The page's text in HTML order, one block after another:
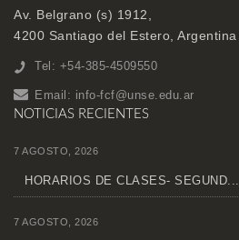
Av. Belgrano (s) 1912,
4200 Santiago del Estero, Argentina
Tel: +54-385-4509550
Email: info-fcf@unse.edu.ar
NOTICIAS RECIENTES
7 AGOSTO, 2026
HORARIOS DE CLASES- SEGUND...
7 AGOSTO, 2026